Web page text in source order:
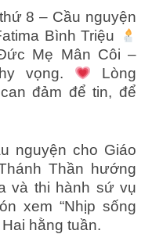
8 – Cầu nguyện
Bình Triệu
Mẹ Mân Côi –
vọng.
Lòng
đảm để tin, để
nguyện cho Giáo
Thần hướng
và thi hành sứ vụ
xem “Nhịp sống
hằng tuần.